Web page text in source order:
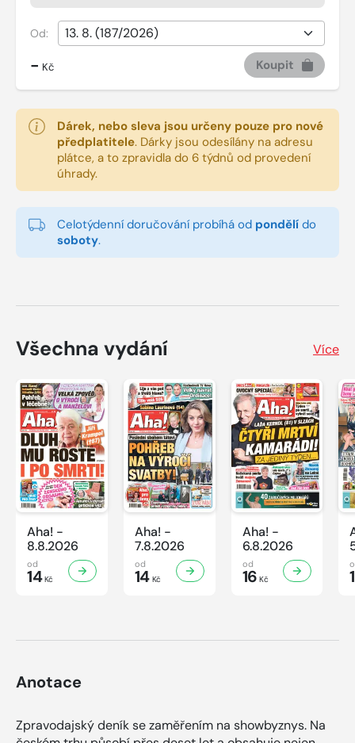
Od:
- Kč Koupit
Dárek, nebo sleva jsou určeny pouze pro nové
předplatitele. Dárky jsou odesílány na adresu
plátce, a to zpravidla do 6 týdnů od provedení
úhrady.
Celotýdenní doručování probíhá od pondělí do
soboty.
Všechna vydání Více
Aha! -
8.8.2026
od
14Kč
Aha! -
7.8.2026
od
14Kč
Aha! -
6.8.2026
od
16 Kč
Anotace
Zpravodajský deník se zaměřením na showbyznys. Na